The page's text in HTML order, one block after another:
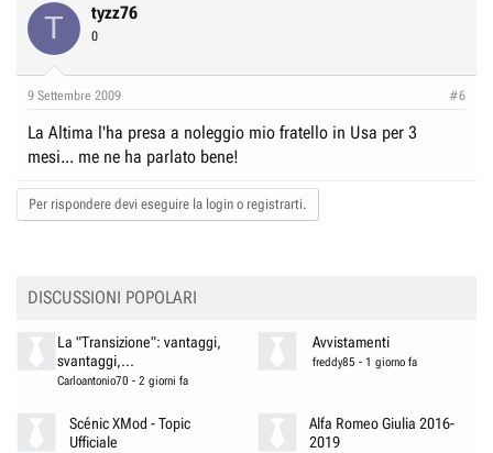
T tyzz76
0
9 Settembre 2009 #6
La Altima l'ha presa a noleggio mio fratello in Usa per 3
mesi... me ne ha parlato bene!
Per rispondere devi eseguire la login o registrarti.
DISCUSSIONI POPOLARI
La "Transizione": vantaggi,
svantaggi,...
Carloantonio70 - 2 giorni fa
Avvistamenti
freddy85 - 1 giorno fa
Scénic XMod - Topic
Ufficiale
Alfa Romeo Giulia 2016-
2019